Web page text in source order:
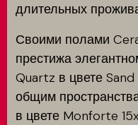
длительных
Своими полами
престижа
Quartz в цвете
общим
в цвете Monforte